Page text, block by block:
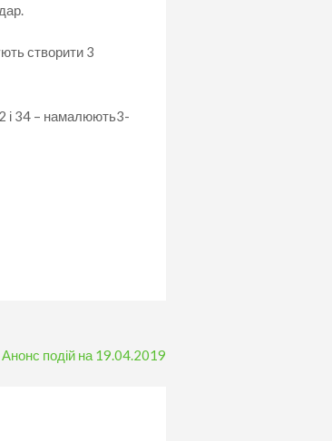
створити 3
і 34 – намалюють3-
Анонс подій на 19.04.2019